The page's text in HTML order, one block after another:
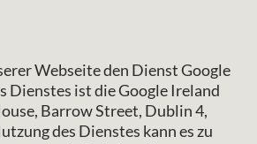
Webseite den Dienst Google
Dienstes ist die Google Ireland
Barrow Street, Dublin 4,
des Dienstes kann es zu